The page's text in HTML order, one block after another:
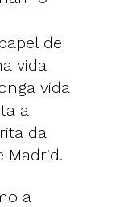
de
vida
vida
a
da
Madrid.
a